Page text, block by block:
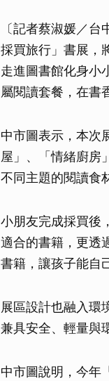
〔記者蔡淑媛／
採買旅行」書展，
走進圖書館化身小
屬閱讀套餐，在書
中市圖表示，本次
屋」、「情緒廚房
不同主題的閱讀食
小朋友完成採買後
適合的書籍，更透
書籍，讓孩子能自
展區設計也融入環
兼具安全、輕量與
中市圖說明，今年